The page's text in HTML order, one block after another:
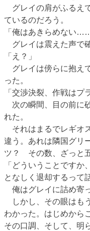
グレイの肩がふるえ
ているのだろう。
「俺はあきらめない……
グレイは震えた声で
「え？」
グレイは傍らに抱え
った。
「交渉決裂、作戦はプ
次の瞬間、目の前に
れた。
それはまるでレギオ
違う。あれは隣国グリ
ツ？ その数、ざっと五
「どういうことです
となしく退却するって
俺はグレイに詰め寄っ
しかし、その眼はも
わかった。はじめから
その口調、そして、明